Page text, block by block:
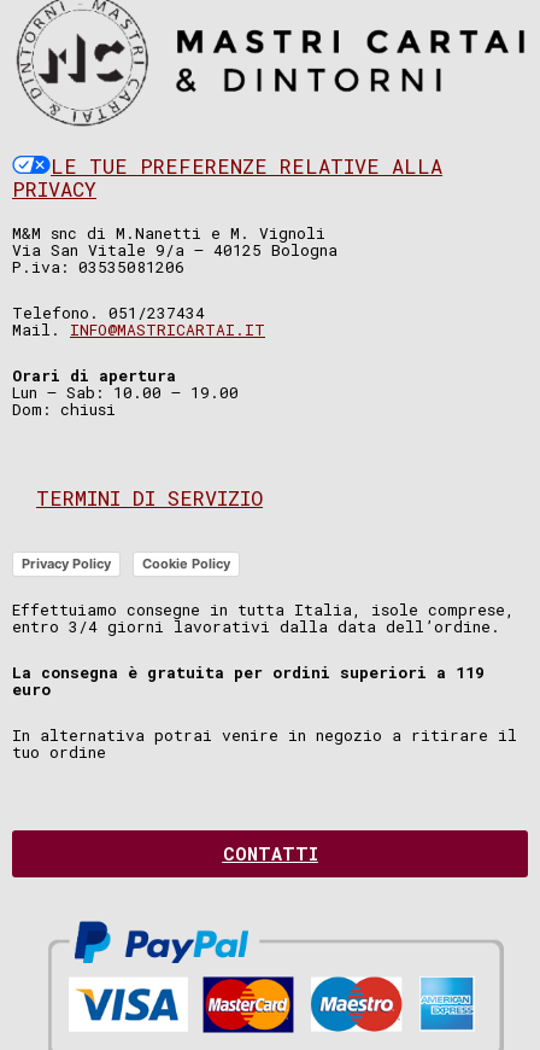
LE TUE PREFERENZE RELATIVE ALLA
PRIVACY
M&M snc di M.Nanetti e M. Vignoli
Via San Vitale 9/a – 40125 Bologna
P.iva: 03535081206
Telefono. 051/237434
Mail. INFO@MASTRICARTAI.IT
Orari di apertura
Lun – Sab: 10.00 – 19.00
Dom: chiusi
TERMINI DI SERVIZIO
Privacy Policy Cookie Policy
Effettuiamo consegne in tutta Italia, isole comprese,
entro 3/4 giorni lavorativi dalla data dell’ordine.
La consegna è gratuita per ordini superiori a 119
euro
In alternativa potrai venire in negozio a ritirare il
tuo ordine
CONTATTI